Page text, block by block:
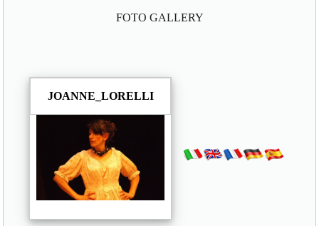
FOTO GALLERY
JOANNE_LORELLI